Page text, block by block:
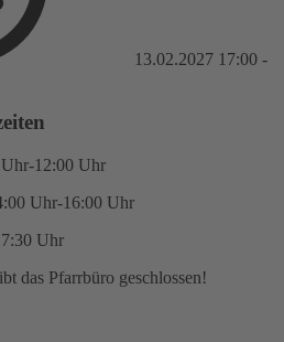
13.02.2027 17:00 -
12:00 Uhr
Uhr-16:00 Uhr
Uhr
das Pfarrbüro geschlossen!